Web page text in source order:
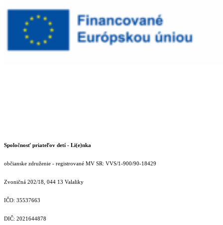
Spoločnosť priateľov detí - Li(e)nka
občianske združenie - registrované MV SR: VVS/1-900/90-18429
Zvoničná 202/18, 044 13 Valaliky
IČO: 35537663
DIČ: 2021644878